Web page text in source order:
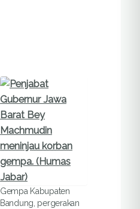
Gempa Kabupaten
Bandung, pergerakan